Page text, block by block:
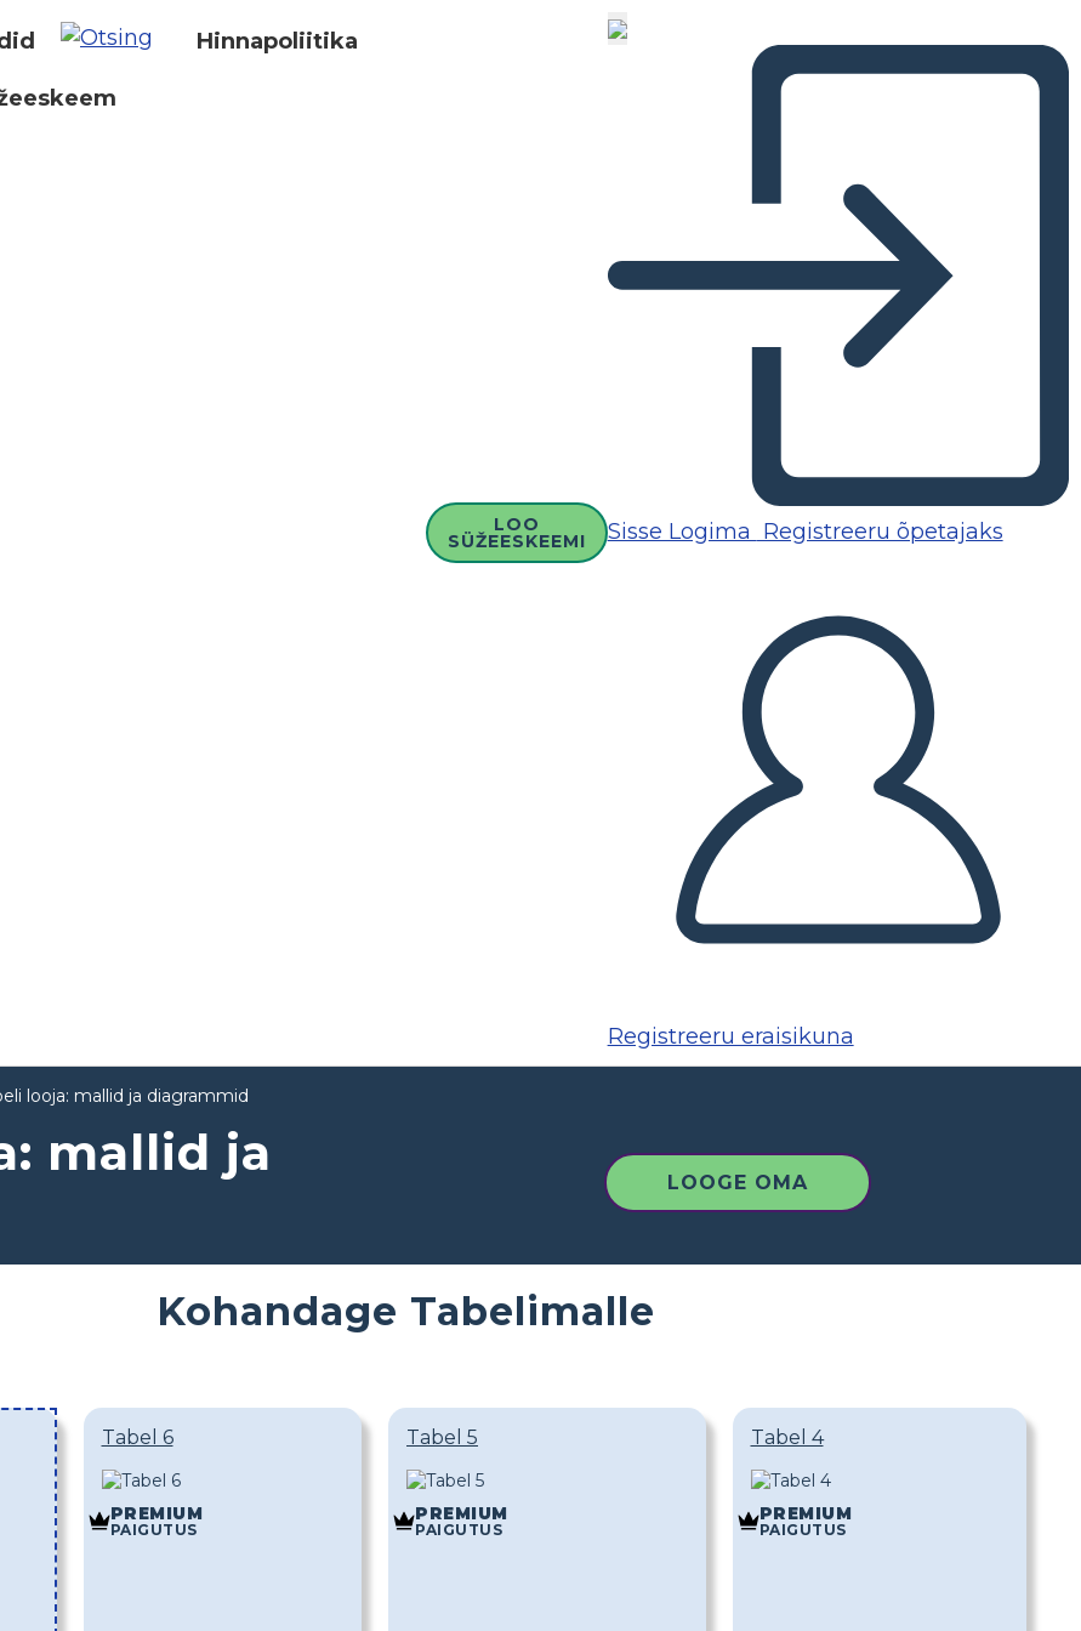
Hinnapoliitika
LOO
SÜŽEESKEEMI Sisse Logima Registreeru õpetajaks
Registreeru eraisikuna
looja: mallid ja diagrammid
mallid ja
LOOGE OMA
Kohandage Tabelimalle
Tabel 6
PREMIUM
PAIGUTUS
Tabel 5
PREMIUM
PAIGUTUS
Tabel 4
PREMIUM
PAIGUTUS